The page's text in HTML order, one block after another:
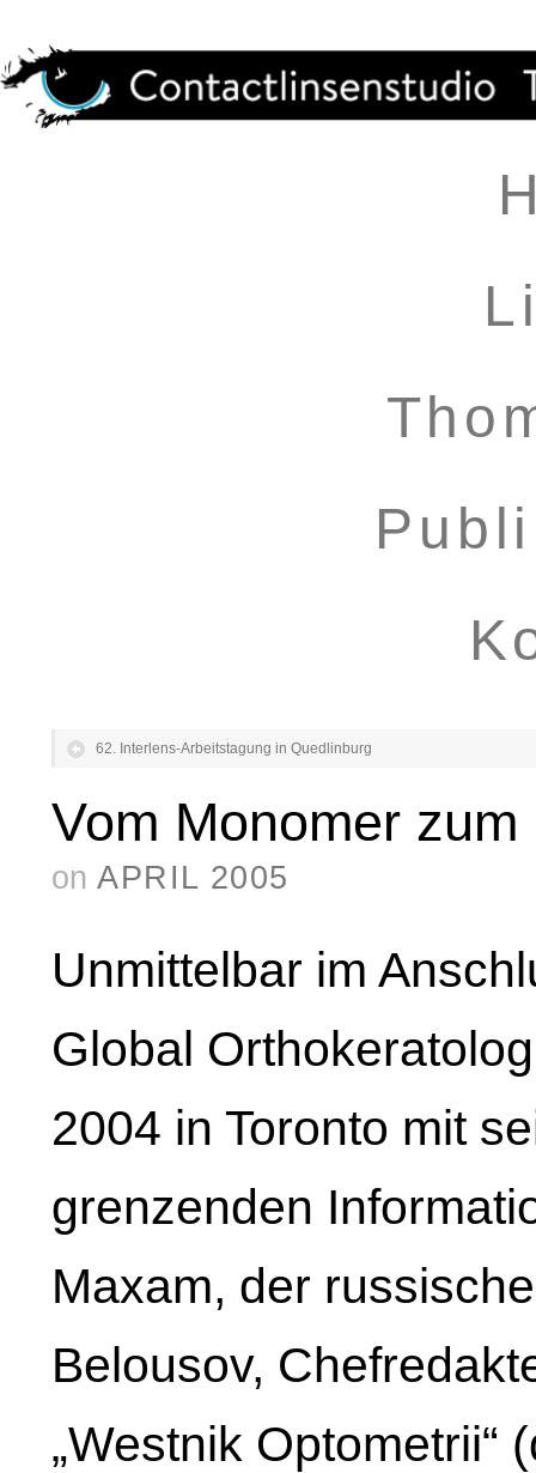
62. Interlens-Arbeitstagung in Quedlinburg
Vom Monomer zum
on APRIL 2005
Unmittelbar im
Global
2004 in Toronto mit
grenzenden
Maxam, der
Belousov,
„Westnik Optometrii“